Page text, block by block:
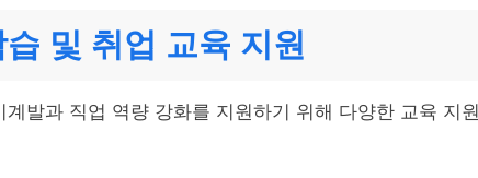
및 취업 교육 지원
발과 직업 역량 강화를 지원하기 위해 다양한 교육 지원